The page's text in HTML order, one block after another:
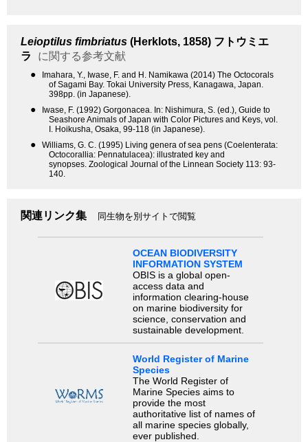
Leioptilus fimbriatus (Herklots, 1858) フトウミエ
ラ
に関する参考文献
●
Imahara, Y., Iwase, F. and H. Namikawa (2014) The Octocorals
of Sagami Bay. Tokai University Press, Kanagawa, Japan.
398pp. (in Japanese).
●
Iwase, F. (1992) Gorgonacea. In: Nishimura, S. (ed.), Guide to
Seashore Animals of Japan with Color Pictures and Keys, vol.
I. Hoikusha, Osaka, 99-118 (in Japanese).
●
Williams, G. C. (1995) Living genera of sea pens (Coelenterata:
Octocorallia: Pennatulacea): illustrated key and
synopses. Zoological Journal of the Linnean Society 113: 93-
140.
関連リンク集 同生物を別サイトで閲覧
OCEAN BIODIVERSITY
INFORMATION SYSTEM
OBIS is a global open-
access data and
information clearing-house
on marine biodiversity for
science, conservation and
sustainable development.
World Register of Marine
Species
The World Register of
Marine Species aims to
provide the most
authoritative list of names of
all marine species globally,
ever published.